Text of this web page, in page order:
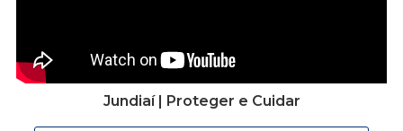
Jundiaí | Proteger e Cuidar